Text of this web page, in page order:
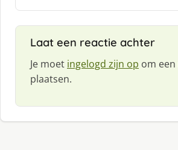
Laat een reactie achter
Je moet ingelogd zijn op om
plaatsen.